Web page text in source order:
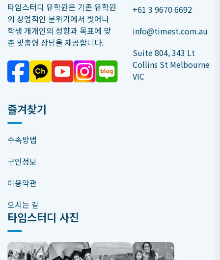
타임스터디 유학원은 기존 유학원
의 상업적인 분위기에서 벗어나
학생 개개인의 성향과 목표에 맞
춘 맞춤형 상담을 제공합니다.
+61 3 9670 6692
info@timest.com.au
Suite 804, 343 Lt
Collins St Melbourne
VIC
즐겨찾기
수속방법
구인정보
이용약관
오시는 길
타임스터디 사진